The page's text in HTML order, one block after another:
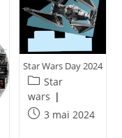
Star Wars Day 2024
Post
category:
Star
wars
Publication
3 mai 2024